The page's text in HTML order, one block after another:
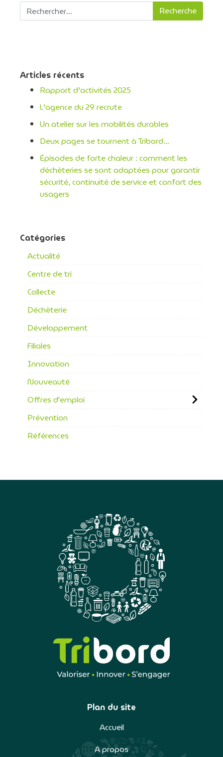
Recherche pour :
Articles récents
Rapport d’activités 2025
L’agence du 29 recrute
Un atelier sur les mobilités durables
Deux pages se tournent à Tribord…
Épisodes de forte chaleur : comment les
déchèteries se sont adaptées pour garantir
sécurité, continuité de service et confort des
usagers
Catégories
Actualité
Centre de tri
Collecte
Déchèterie
Développement
Filiales
Innovation
Nouveauté
Offres d'emploi
Prévention
Références
Plan du site
Accueil
A propos